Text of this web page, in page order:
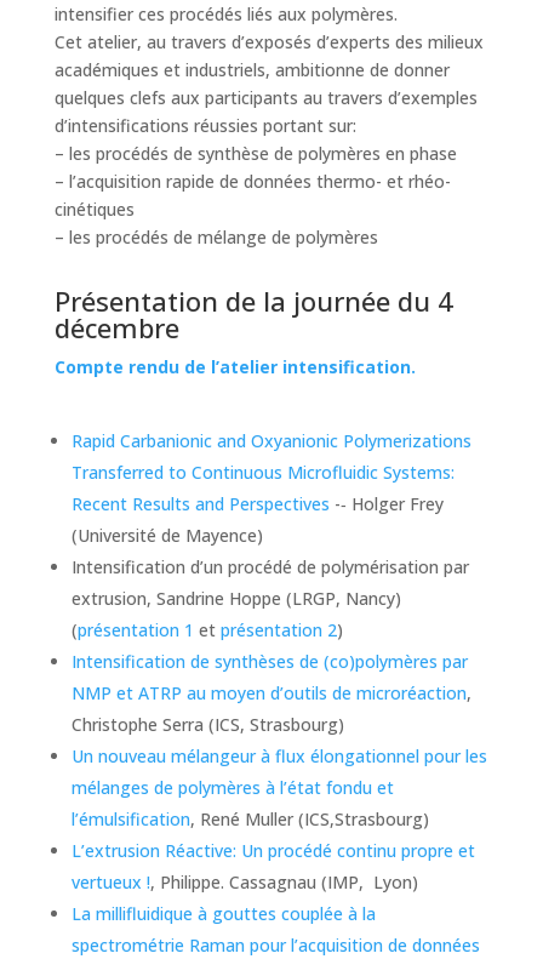
intensifier ces procédés liés aux polymères.
Cet atelier, au travers d’exposés d’experts des milieux
académiques et industriels, ambitionne de donner
quelques clefs aux participants au travers d’exemples
d’intensifications réussies portant sur:
– les procédés de synthèse de polymères en phase
– l’acquisition rapide de données thermo- et rhéo-
cinétiques
– les procédés de mélange de polymères
Présentation de la journée du 4
décembre
Compte rendu de l’atelier intensification.
Rapid Carbanionic and Oxyanionic Polymerizations
Transferred to Continuous Microfluidic Systems:
Recent Results and Perspectives -­‐ Holger Frey
(Université de Mayence)
Intensification d’un procédé de polymérisation par
extrusion, Sandrine Hoppe (LRGP, Nancy)
(présentation 1 et présentation 2)
Intensification de synthèses de (co)polymères par
NMP et ATRP au moyen d’outils de microréaction,
Christophe Serra (ICS, Strasbourg)
Un nouveau mélangeur à flux élongationnel pour les
mélanges de polymères à l’état fondu et
l’émulsification, René Muller (ICS,Strasbourg)
L’extrusion Réactive: Un procédé continu propre et
vertueux !, Philippe. Cassagnau (IMP, Lyon)
La millifluidique à gouttes couplée à la
spectrométrie Raman pour l’acquisition de données